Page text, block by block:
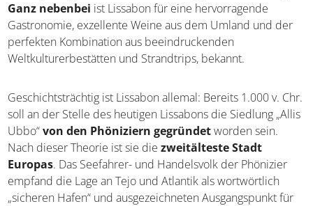
Ganz nebenbei ist Lissabon für eine hervorragende
Gastronomie, exzellente Weine aus dem Umland und der
perfekten Kombination aus beeindruckenden
Weltkulturerbestätten und Strandtrips, bekannt.
Geschichtsträchtig ist Lissabon allemal: Bereits 1.000 v. Chr.
soll an der Stelle des heutigen Lissabons die Siedlung „Allis
Ubbo“von den Phöniziern gegründetworden sein.
Nach dieser Theorie ist sie diezweitälteste Stadt
Europas. Das Seefahrer- und Handelsvolk der Phönizier
empfand die Lage an Tejo und Atlantik als wortwörtlich
„sicheren Hafen“ und ausgezeichneten Ausgangspunkt für